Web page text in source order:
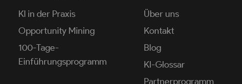
KI in der Praxis
Opportunity Mining
100-Tage-
Einführungsprogramm
Über uns
Kontakt
Blog
KI-Glossar
Partnerprogramm